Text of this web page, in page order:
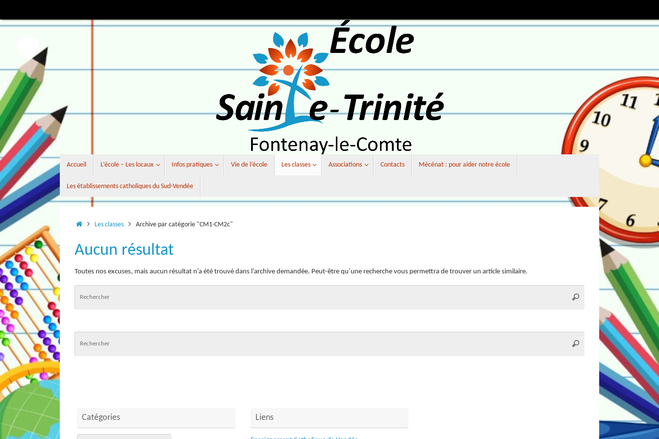
au
Passer
contenu
Accueil L’école – Les locaux Infos pratiques Vie de l’école Les classes Associations Contacts Mécénat : pour aider notre école
Les établissements catholiques du Sud-Vendée
AccueilLes classes Archive par catégorie "CM1-CM2c"
Aucun résultat
Toutes nos excuses, mais aucun résultat n’a été trouvé dans l’archive demandée. Peut-être qu’une recherche vous permettra de trouver un article similaire.
Recherche
Rechercher
Recherche
Rechercher
Catégories Liens